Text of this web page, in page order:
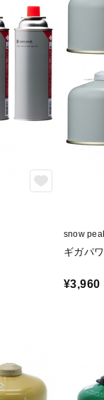
snow
ギガパ
¥3,960